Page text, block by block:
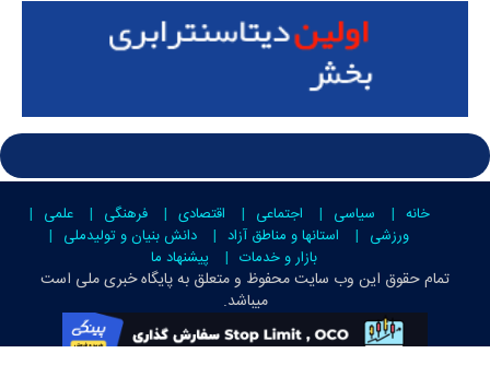
خانه سیاسی اجتماعی اقتصادی فرهنگی
علمی
ورزشی
استانها و مناطق آزاد
دانش بنیان و تولیدملی
بازار و خدمات
پیشنهاد ما
تمام حقوق این وب سایت محفوظ و متعلق بهپایگاه خبری ملی است
میباشد.